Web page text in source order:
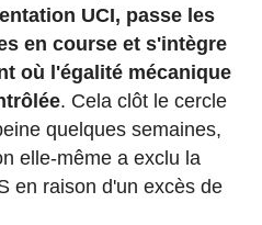
UCI, passe les
en course et s'intègre
où l'égalité mécanique
. Cela clôt le cercle
quelques semaines,
elle-même a exclu la
en raison d'un excès de